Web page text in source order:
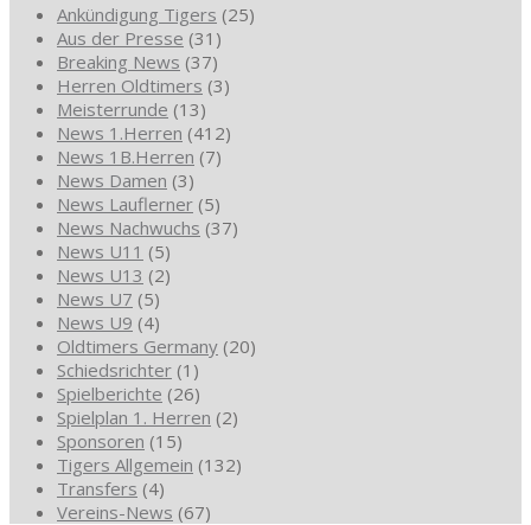
Ankündigung Tigers (25)
Aus der Presse (31)
Breaking News (37)
Herren Oldtimers (3)
Meisterrunde (13)
News 1.Herren (412)
News 1B.Herren (7)
News Damen (3)
News Lauflerner (5)
News Nachwuchs (37)
News U11 (5)
News U13 (2)
News U7 (5)
News U9 (4)
Oldtimers Germany (20)
Schiedsrichter (1)
Spielberichte (26)
Spielplan 1. Herren (2)
Sponsoren (15)
Tigers Allgemein (132)
Transfers (4)
Vereins-News (67)